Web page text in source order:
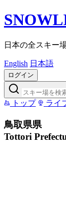
日本の全スキー
English 日本語
ログイン
トップ ライ
鳥取県県
Tottori